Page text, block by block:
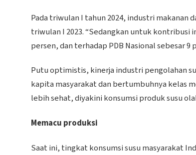
Pada triwulan I tahun 2024, industri makanan
triwulan I 2023. “Sedangkan untuk kontribusi
persen, dan terhadap PDB Nasional sebesar 9
Putu optimistis, kinerja industri pengolahan
kapita masyarakat dan bertumbuhnya kelas
lebih sehat, diyakini konsumsi produk susu
Memacu produksi
Saat ini, tingkat konsumsi susu masyarakat